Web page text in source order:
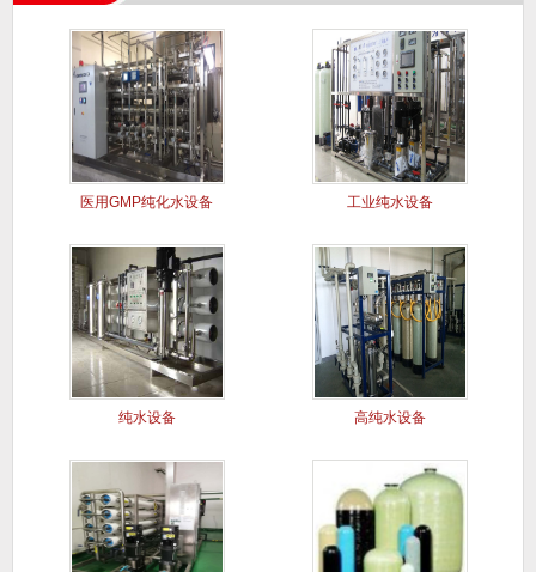
医用GMP纯化水设备 工业纯水设备
纯水设备 高纯水设备